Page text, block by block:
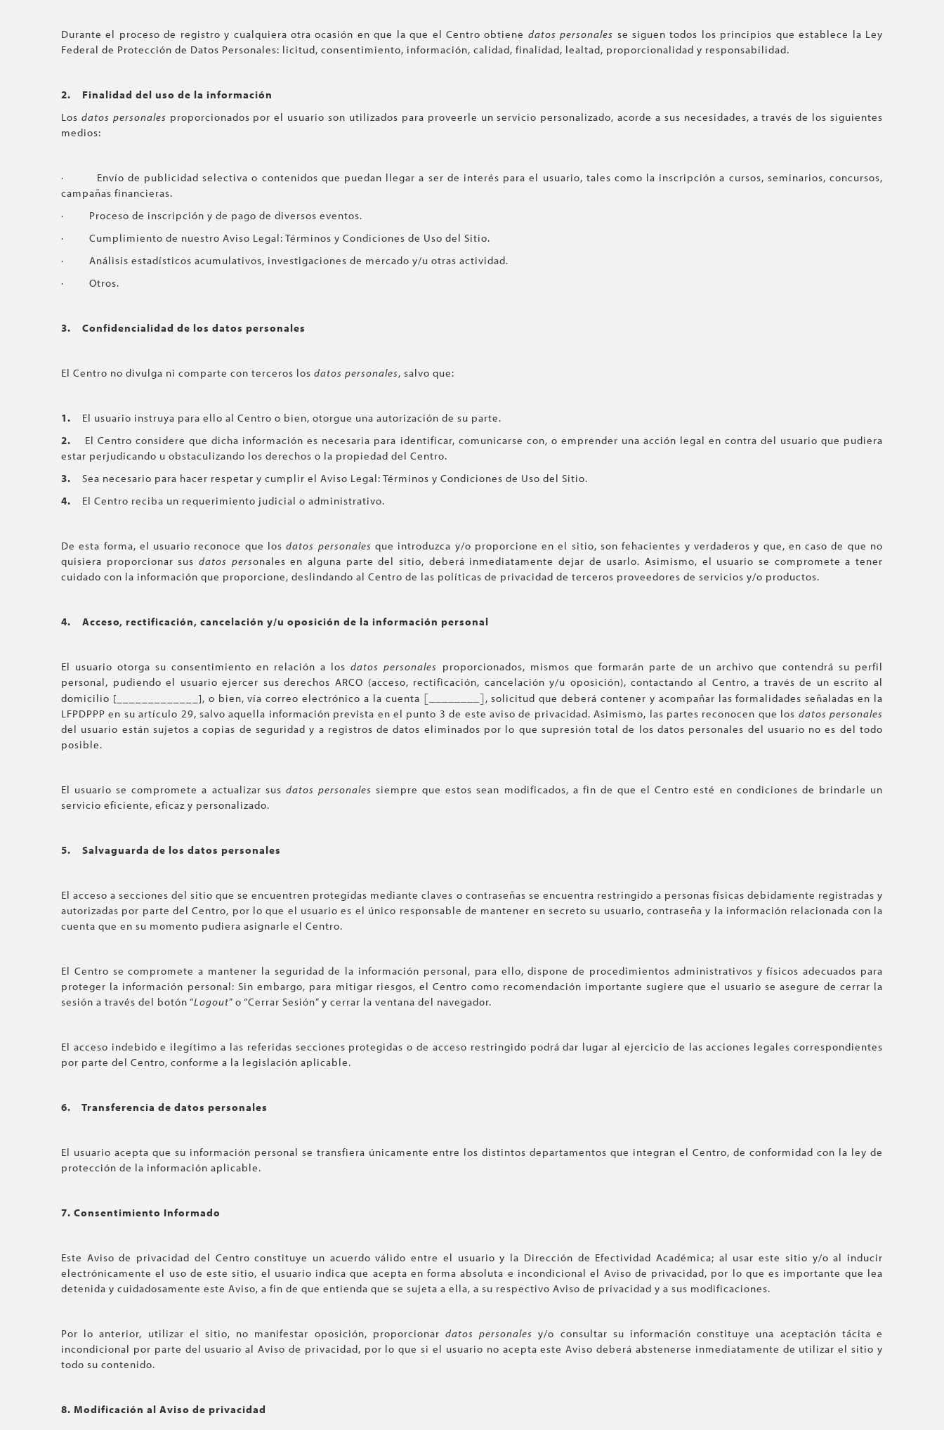
Durante el proceso de registro y cualquiera otra ocasión en que la que el Centro obtiene datos personales se siguen todos los principios que establece la Ley
Federal de Protección de Datos Personales: licitud, consentimiento, información, calidad, finalidad, lealtad, proporcionalidad y responsabilidad.
2. Finalidad del uso de la información
Los datos personales proporcionados por el usuario son utilizados para proveerle un servicio personalizado, acorde a sus necesidades, a través de los siguientes
medios:
· Envío de publicidad selectiva o contenidos que puedan llegar a ser de interés para el usuario, tales como la inscripción a cursos, seminarios, concursos,
campañas financieras.
· Proceso de inscripción y de pago de diversos eventos.
· Cumplimiento de nuestro Aviso Legal: Términos y Condiciones de Uso del Sitio.
· Análisis estadísticos acumulativos, investigaciones de mercado y/u otras actividad.
· Otros.
3. Confidencialidad de los datos personales
El Centro no divulga ni comparte con terceros los datos personales, salvo que:
1. El usuario instruya para ello al Centro o bien, otorgue una autorización de su parte.
2. El Centro considere que dicha información es necesaria para identificar, comunicarse con, o emprender una acción legal en contra del usuario que pudiera
estar perjudicando u obstaculizando los derechos o la propiedad del Centro.
3. Sea necesario para hacer respetar y cumplir el Aviso Legal: Términos y Condiciones de Uso del Sitio.
4. El Centro reciba un requerimiento judicial o administrativo.
De esta forma, el usuario reconoce que losdatos personales que introduzca y/o proporcione en el sitio, son fehacientes y verdaderos y que, en caso de que no
quisiera proporcionar sus datos personales en alguna parte del sitio, deberá inmediatamente dejar de usarlo. Asimismo, el usuario se compromete a tener
cuidado con la información que proporcione, deslindando al Centro de las políticas de privacidad de terceros proveedores de servicios y/o productos.
4. Acceso, rectificación, cancelación y/u oposición de la información personal
El usuario otorga su consentimiento en relación a losdatos personales proporcionados, mismos que formarán parte de un archivo que contendrá su perfil
personal, pudiendo el usuario ejercer sus derechos ARCO (acceso, rectificación, cancelación y/u oposición), contactando al Centro, a través de un escrito al
domicilio [_____________], o bien, vía correo electrónico a la cuenta [________], solicitud que deberá contener y acompañar las formalidades señaladas en la
LFPDPPP en su artículo 29, salvo aquella información prevista en el punto 3 de este aviso de privacidad. Asimismo, las partes reconocen que los datos personales
del usuario están sujetos a copias de seguridad y a registros de datos eliminados por lo que supresión total de los datos personales del usuario no es del todo
posible.
El usuario se compromete a actualizar sus datos personalessiempre que estos sean modificados, a fin de que el Centro esté en condiciones de brindarle un
servicio eficiente, eficaz y personalizado.
5. Salvaguarda de los datos personales
El acceso a secciones del sitio que se encuentren protegidas mediante claves o contraseñas se encuentra restringido a personas físicas debidamente registradas y
autorizadas por parte del Centro, por lo que el usuario es el único responsable de mantener en secreto su usuario, contraseña y la información relacionada con la
cuenta que en su momento pudiera asignarle el Centro.
El Centro se compromete a mantener la seguridad de la información personal, para ello, dispone de procedimientos administrativos y físicos adecuados para
proteger la información personal: Sin embargo, para mitigar riesgos, el Centro como recomendación importante sugiere que el usuario se asegure de cerrar la
sesión a través del botón “Logout” o “Cerrar Sesión” y cerrar la ventana del navegador.
El acceso indebido e ilegítimo a las referidas secciones protegidas o de acceso restringido podrá dar lugar al ejercicio de las acciones legales correspondientes
por parte del Centro, conforme a la legislación aplicable.
6. Transferencia de datos personales
El usuario acepta que su información personal se transfiera únicamente entre los distintos departamentos que integran el Centro, de conformidad con la ley de
protección de la información aplicable.
7. Consentimiento Informado
Este Aviso de privacidad del Centro constituye un acuerdo válido entre el usuario y la Dirección de Efectividad Académica; al usar este sitio y/o al inducir
electrónicamente el uso de este sitio, el usuario indica que acepta en forma absoluta e incondicional el Aviso de privacidad, por lo que es importante que lea
detenida y cuidadosamente este Aviso, a fin de que entienda que se sujeta a ella, a su respectivo Aviso de privacidad y a sus modificaciones.
Por lo anterior, utilizar el sitio, no manifestar oposición, proporcionar datos personalesy/o consultar su información constituye una aceptación tácita e
incondicional por parte del usuario al Aviso de privacidad, por lo que si el usuario no acepta este Aviso deberá abstenerse inmediatamente de utilizar el sitio y
todo su contenido.
8. Modificación al Aviso de privacidad